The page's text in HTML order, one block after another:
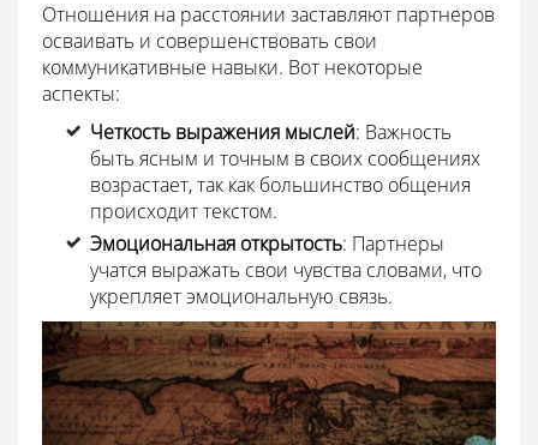
Отношения на расстоянии заставляют партнеров
осваивать и совершенствовать свои
коммуникативные навыки. Вот некоторые
аспекты:
Четкость выражения мыслей: Важность
быть ясным и точным в своих сообщениях
возрастает, так как большинство общения
происходит текстом.
Эмоциональная открытость: Партнеры
учатся выражать свои чувства словами, что
укрепляет эмоциональную связь.